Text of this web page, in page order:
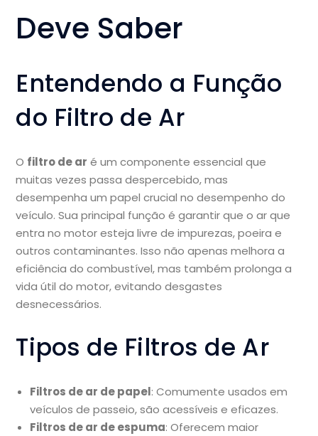
Deve Saber
Entendendo a Função
do Filtro de Ar
O filtro de ar é um componente essencial que
muitas vezes passa despercebido, mas
desempenha um papel crucial no desempenho do
veículo. Sua principal função é garantir que o ar que
entra no motor esteja livre de impurezas, poeira e
outros contaminantes. Isso não apenas melhora a
eficiência do combustível, mas também prolonga a
vida útil do motor, evitando desgastes
desnecessários.
Tipos de Filtros de Ar
Filtros de ar de papel: Comumente usados em
veículos de passeio, são acessíveis e eficazes.
Filtros de ar de espuma: Oferecem maior